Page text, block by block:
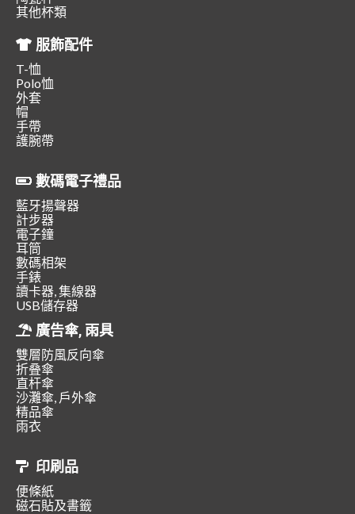
其他杯類
服飾配件
T-恤
Polo恤
外套
帽
手帶
護腕帶
數碼電子禮品
藍牙揚聲器
計步器
電子鐘
耳筒
數碼相架
手錶
讀卡器, 集線器
USB儲存器
廣告傘, 雨具
雙層防風反向傘
折叠傘
直杆傘
沙灘傘, 戶外傘
精品傘
雨衣
印刷品
便條紙
磁石貼及書籤